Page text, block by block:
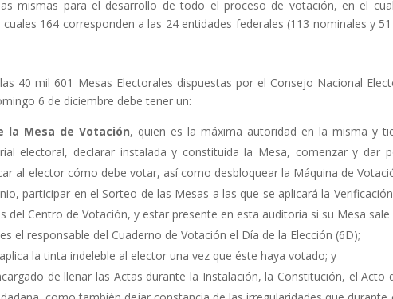
mismas para el desarrollo de todo el proceso de votación, en el
164 corresponden a las 24 entidades federales (113 nominales y
40 mil 601 Mesas Electorales dispuestas por el Consejo Nacional
6 de diciembre debe tener un:
la Mesa de Votación, quien es la máxima autoridad en la misma y
electoral, declarar instalada y constituida la Mesa, comenzar y dar
al elector cómo debe votar, así como desbloquear la Máquina de
participar en el Sorteo de las Mesas a las que se aplicará la
del Centro de Votación, y estar presente en esta auditoría si su Mesa sale
el responsable del Cuaderno de Votación el Día de la Elección (6D);
la tinta indeleble al elector una vez que éste haya votado; y
de llenar las Actas durante la Instalación, la Constitución, el Acto